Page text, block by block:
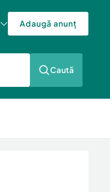
Adaugă anunț
Caută